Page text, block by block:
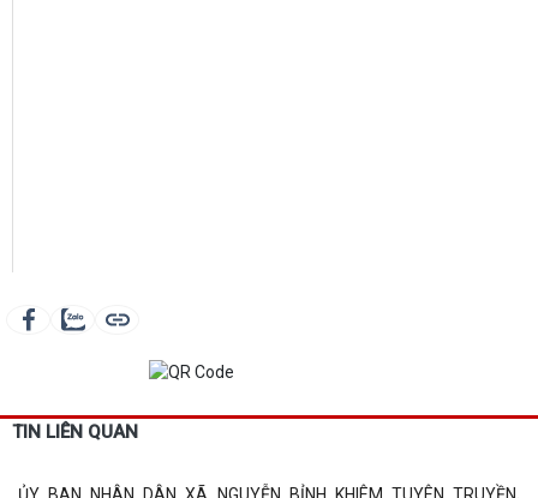
TIN LIÊN QUAN
ỦY BAN NHÂN DÂN XÃ NGUYỄN BỈNH KHIÊM TUYÊN TRUYỀN,